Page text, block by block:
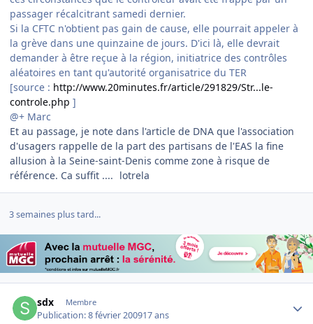
passager récalcitrant samedi dernier.
Si la CFTC n'obtient pas gain de cause, elle pourrait appeler à
la grève dans une quinzaine de jours. D'ici là, elle devrait
demander à être reçue à la région, initiatrice des contrôles
aléatoires en tant qu'autorité organisatrice du TER
[source : http://www.20minutes.fr/article/291829/Str...le-
controle.php ]
@+ Marc
Et au passage, je note dans l'article de DNA que l'association
d'usagers rappelle de la part des partisans de l'EAS la fine
allusion à la Seine-saint-Denis comme zone à risque de
référence. Ca suffit .... lotrela
3 semaines plus tard...
sdx Membre
Publication:8 février 200917 ans